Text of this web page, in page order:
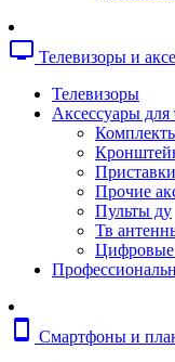
tv Телевизоры и
Телевизоры
Аксессуары для
Прочие
Пульты ду
Тв
Цифровые
smartphone
Смартфоны и